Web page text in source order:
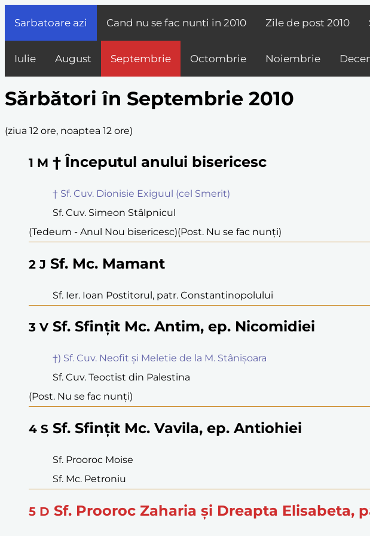
Sarbatoare azi Cand nu se fac nunti in 2010 Zile de post 2010
Iulie August Septembrie Octombrie Noiembrie
Sărbători în Septembrie 2010
(ziua 12 ore, noaptea 12 ore)
1 M † Începutul anului bisericesc
† Sf. Cuv. Dionisie Exiguul (cel Smerit)
Sf. Cuv. Simeon Stâlpnicul
(Tedeum - Anul Nou bisericesc)(Post. Nu se fac nunți)
2 J Sf. Mc. Mamant
Sf. Ier. Ioan Postitorul, patr. Constantinopolului
3 V Sf. Sfințit Mc. Antim, ep. Nicomidiei
†) Sf. Cuv. Neofit și Meletie de la M. Stânișoara
Sf. Cuv. Teoctist din Palestina
(Post. Nu se fac nunți)
4 S Sf. Sfințit Mc. Vavila, ep. Antiohiei
Sf. Prooroc Moise
Sf. Mc. Petroniu
5 D Sf. Prooroc Zaharia și Dreapta Elisabeta,